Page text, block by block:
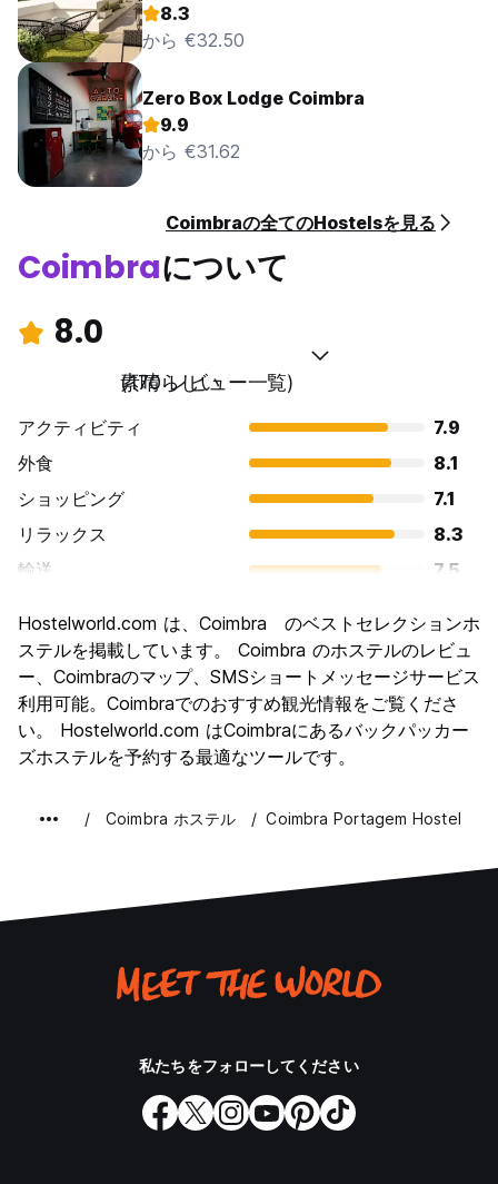
8.3
から €32.50
Zero Box Lodge Coimbra
9.9
から €31.62
Coimbraの全てのHostelsを見る
Coimbraについて
8.0
素晴らしい
(170 レビュー一覧)
アクティビティ
7.9
外食
8.1
ショッピング
7.1
リラックス
8.3
輸送
7.5
文化
8.8
ナイトライフ
7.7
コストパフォーマンス
8.4
Hostelworld.com は、Coimbra のベストセレクションホ
ステルを掲載しています。 Coimbra のホステルのレビュ
ー、Coimbraのマップ、SMSショートメッセージサービス
利用可能。Coimbraでのおすすめ観光情報をご覧くださ
い。 Hostelworld.com はCoimbraにあるバックパッカー
ズホステルを予約する最適なツールです。
Coimbra ホステル Coimbra Portagem Hostel
私たちをフォローしてください